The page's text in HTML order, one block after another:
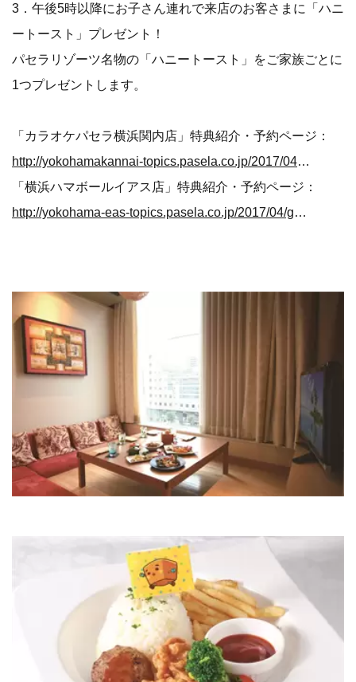
3．午後5時以降にお子さん連れで来店のお客さまに「ハニ
ートースト」プレゼント！
パセラリゾーツ名物の「ハニートースト」をご家族ごとに
1つプレゼントします。
「カラオケパセラ横浜関内店」特典紹介・予約ページ：
http://yokohamakannai-topics.pasela.co.jp/2017/04/blog-post_17.html
「横浜ハマボールイアス店」特典紹介・予約ページ：
http://yokohama-eas-topics.pasela.co.jp/2017/04/gw.html